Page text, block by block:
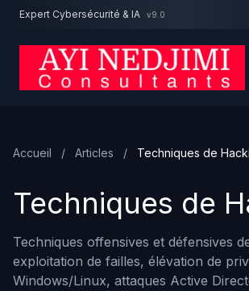
Aller au contenu principal
Expert Cybersécurité & IA v9.0
Accueil / Articles / Techniques de
Techniques de
Techniques offensives et défensives
exploitation de failles, élévation de
Windows/Linux, attaques Active
Un projet cybersécurité ?